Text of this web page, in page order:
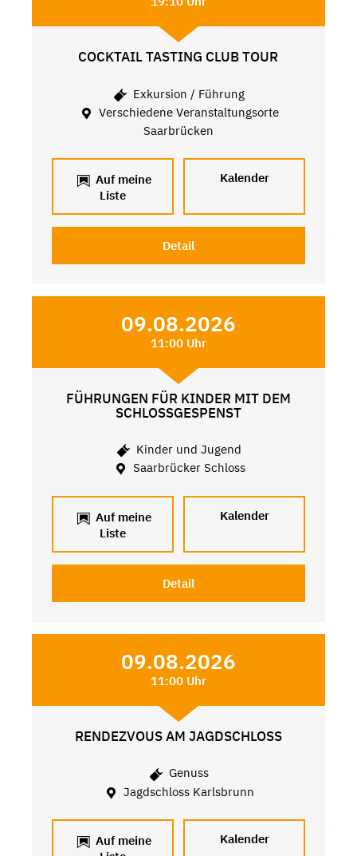
COCKTAIL TASTING CLUB TOUR
Exkursion / Führung
Verschiedene Veranstaltungsorte
Saarbrücken
Auf meine
Liste
Kalender
Detail
09.08.2026
11:00 Uhr
FÜHRUNGEN FÜR KINDER MIT DEM
SCHLOSSGESPENST
Kinder und Jugend
Saarbrücker Schloss
Auf meine
Liste
Kalender
Detail
09.08.2026
11:00 Uhr
RENDEZVOUS AM JAGDSCHLOSS
Genuss
Jagdschloss Karlsbrunn
Auf meine
Kalender